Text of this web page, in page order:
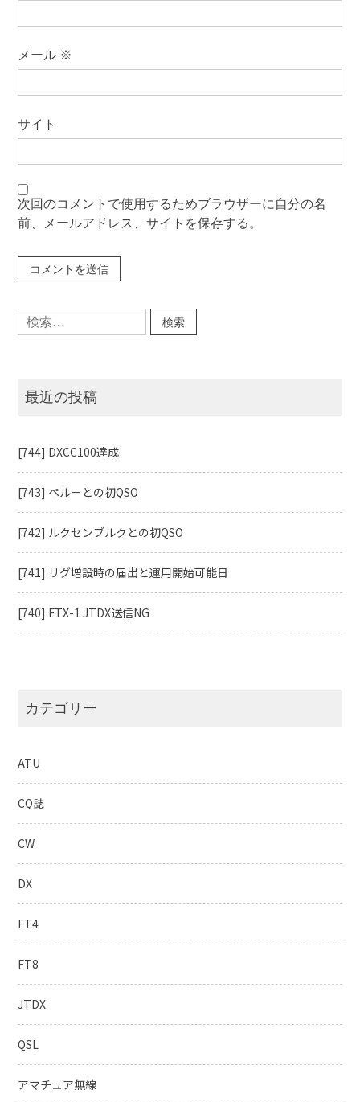
メール ※
サイト
次回のコメントで使用するためブラウザーに自分の名
前、メールアドレス、サイトを保存する。
検
索:
最近の投稿
[744] DXCC100達成
[743] ペルーとの初QSO
[742] ルクセンブルクとの初QSO
[741] リグ増設時の届出と運用開始可能日
[740] FTX-1 JTDX送信NG
カテゴリー
ATU
CQ誌
CW
DX
FT4
FT8
JTDX
QSL
アマチュア無線